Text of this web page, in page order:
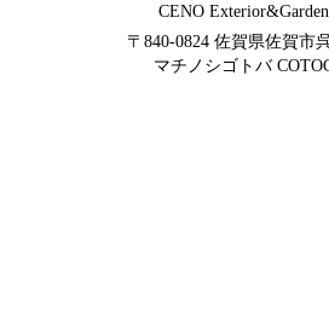
CENO Exterior&Garden
〒840-0824 佐賀県佐賀市
マチノシゴトバ